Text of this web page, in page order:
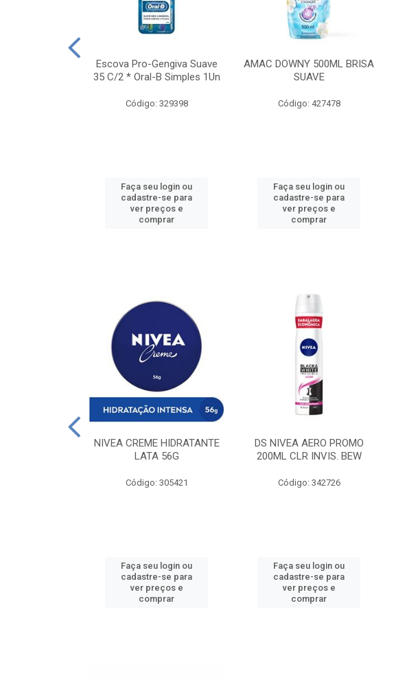
Escova Pro-Gengiva Suave
35 C/2 * Oral-B Simples 1Un
Código: 329398
Faça seu login ou
cadastre-se para
ver preços e
comprar
AMAC DOWNY 500ML BRISA
SUAVE
Código: 427478
Faça seu login ou
cadastre-se para
ver preços e
comprar
NIVEA CREME HIDRATANTE
LATA 56G
Código: 305421
Faça seu login ou
cadastre-se para
ver preços e
comprar
DS NIVEA AERO PROMO
200ML CLR INVIS. BEW
Código: 342726
Faça seu login ou
cadastre-se para
ver preços e
comprar